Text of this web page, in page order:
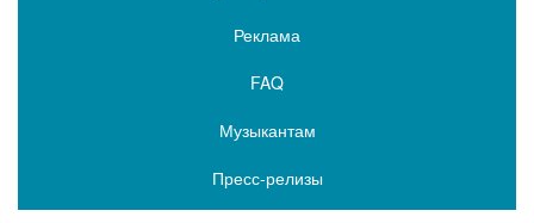
Реклама
FAQ
Музыкантам
Пресс-релизы